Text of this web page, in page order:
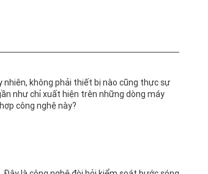
không phải thiết bị nào cũng thực sự
như chỉ xuất hiện trên những dòng máy
công nghệ này?